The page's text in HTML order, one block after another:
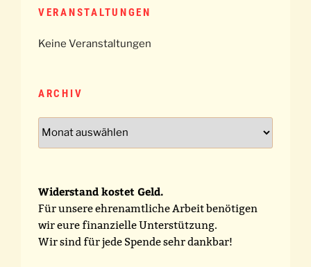
VERANSTALTUNGEN
Keine Veranstaltungen
ARCHIV
Archiv
Widerstand kostet Geld.
Für unsere ehrenamtliche Arbeit benötigen
wir eure finanzielle Unterstützung.
Wir sind für jede Spende sehr dankbar!